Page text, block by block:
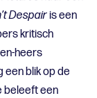
Despairis een
kritisch
heers
een blik op de
beleeft een